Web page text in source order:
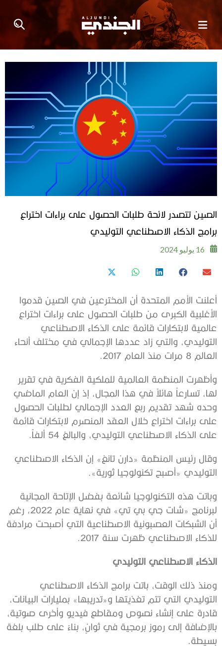
الصين تتصدر لائحة طلبات الحصول على براءات اختراع
برامج الذكاء الاصطناعي التوليدي
16 يوليو 2024
أعلنت الأمم المتحدة أن المخترعين في الصين قدموا
الأغلبية الكبرى من طلبات الحصول على براءات اختراع
عالمية لابتكارات قائمة على الذكاء الاصطناعي
التوليدي، والتي زاد عددها الإجمالي في مختلف أنحاء
العالم 8 مرات منذ العام 2017.
وأظهرت المنظمة العالمية للملكية الفكرية في تقرير
لها، تسارعاً هائلاً في هذا المجال، إذ إن العام الماضي
وحده شهد تقديم ربع العدد الإجمالي لطلبات الحصول
على براءات اختراع خلال العقد المنصرم لابتكارات قائمة
على الذكاء الاصطناعي التوليدي، والبالغ 54 ألفاً.
وقال رئيس المنظمة «دارن تانغ» إن الذكاء الاصطناعي
التوليدي «أصبح تكنولوجيا ثورية».
وباتت هذه التكنولوجيا شائعة بفضل الإتاحة المجانية
لبرنامج «شات جي بي تي» في نهاية عام 2022، رغم
أن الشبكات العصبونية الاصطناعية التي أصبحت مرادفة
للذكاء الاصطناعي ظهرت سنة 2017.
الذكاء الاصطناعي التوليدي
ومنذ ذلك الوقت، باتت برامج الذكاء الاصطناعي
التوليدي التي تتم تغذيتها و«تدريبها» بمليارات البيانات،
قادرة على إنشاء نصوص ومقاطع فيديو وأخرى صوتية،
بالإضافة إلى رموز برمجية في ثوانٍ، بناءً على طلب بلغة
بسيطة.